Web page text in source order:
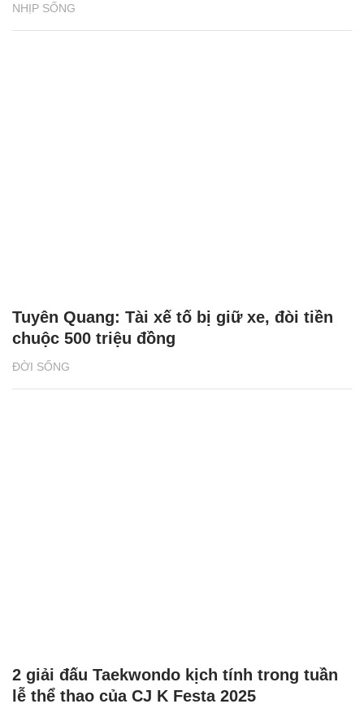
NHỊP SỐNG
ĐỜI SỐNG
Tuyên Quang: Tài xế tố bị giữ xe, đòi tiền
chuộc 500 triệu đồng
2 giải đấu Taekwondo kịch tính trong tuần
lễ thể thao của CJ K Festa 2025